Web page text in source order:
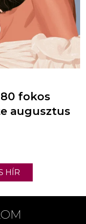
fokos
augusztus
HÍR